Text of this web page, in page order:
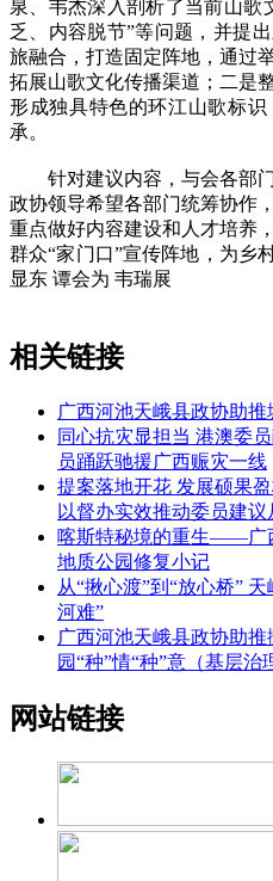
泉、韦杰深入剖析了当前山歌
乏、内容脱节”等问题，并提
旅融合，打造固定阵地，通过
拓展山歌文化传播渠道；二是
形成独具特色的环江山歌标
承。
针对建议内容，与会各部门
政协领导希望各部门统筹协作
重点做好内容建设和人才培养
群众“家门口”宣传阵地，为乡
显东 谭会为 韦瑞展
相关链接
广西河池天峨县政协助
同心抗灾显担当 港澳委
员踊跃驰援广西赈灾一线
提案落地开花 发展硕果
以督办实效推动委员建议
喀斯特秘境的重生——广
地质公园修复小记
从“揪心渡”到“放心桥”
河难”
广西河池天峨县政协助
园“种”情“种”意（基层治
网站链接